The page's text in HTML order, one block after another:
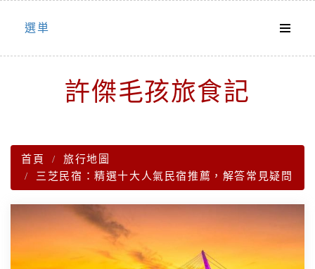
Skip
選単
許傑毛孩旅食記
首頁
旅行地圖
三芝民宿：精選十大人氣民宿推薦，解答常見疑問